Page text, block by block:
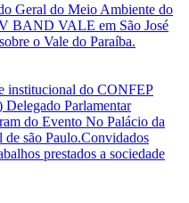
Geral do Meio Ambiente do
BAND VALE em São José
o Vale do Paraíba.
institucional do CONFEP
Delegado Parlamentar
do Evento No Palácio da
são Paulo.Convidados
prestados a sociedade